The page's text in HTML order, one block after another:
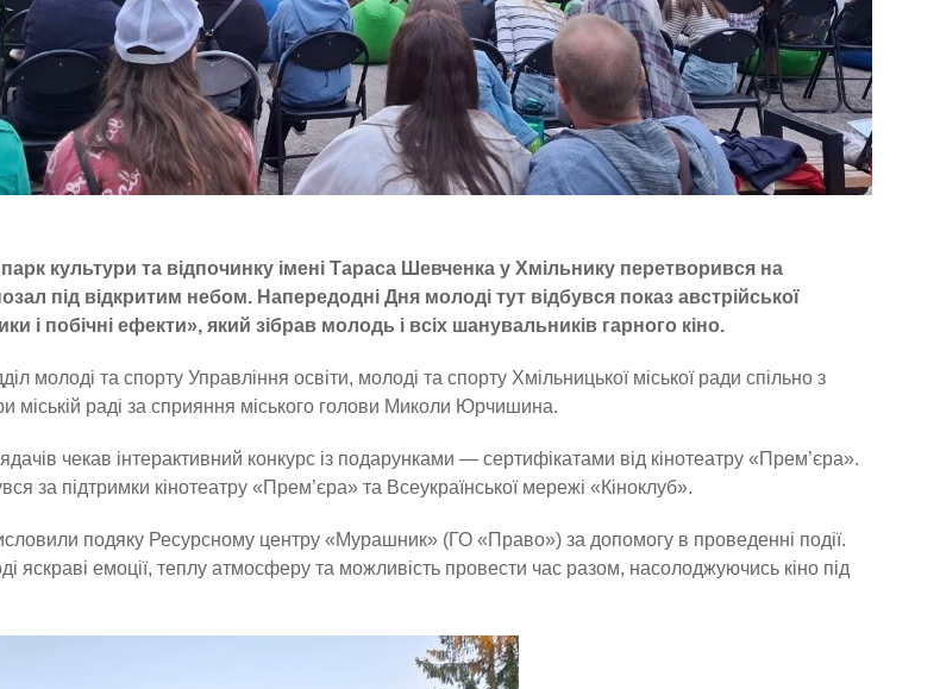
культури та відпочинку імені Тараса Шевченка у Хмільнику перетворився на
під відкритим небом. Напередодні Дня молоді тут відбувся показ австрійської
і побічні ефекти», який зібрав молодь і всіх шанувальників гарного кіно.
молоді та спорту Управління освіти, молоді та спорту Хмільницької міської ради спільно з
міській раді за сприяння міського голови Миколи Юрчишина.
чекав інтерактивний конкурс із подарунками — сертифікатами від кінотеатру «Прем’єра».
за підтримки кінотеатру «Прем’єра» та Всеукраїнської мережі «Кіноклуб».
подяку Ресурсному центру «Мурашник» (ГО «Право») за допомогу в проведенні події.
яскраві емоції, теплу атмосферу та можливість провести час разом, насолоджуючись кіно під